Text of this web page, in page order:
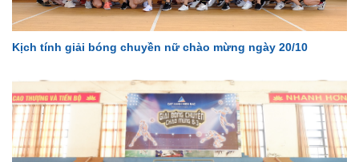
Kịch tính giải bóng chuyền nữ chào mừng ngày 20/10